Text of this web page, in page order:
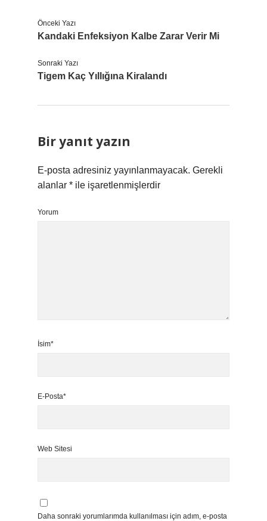
Önceki Yazı
Kandaki Enfeksiyon Kalbe Zarar Verir Mi
Sonraki Yazı
Tigem Kaç Yıllığına Kiralandı
Bir yanıt yazın
E-posta adresiniz yayınlanmayacak. Gerekli
alanlar * ile işaretlenmişlerdir
Yorum
İsim*
E-Posta*
Web Sitesi
Daha sonraki yorumlarımda kullanılması için adım, e-posta